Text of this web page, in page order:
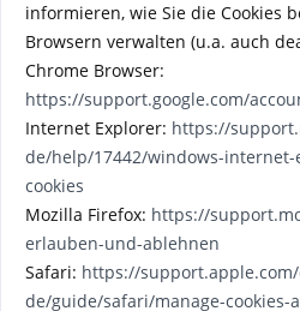
informieren, wie Sie die Cookies
Browsern verwalten (u.a. auch
Chrome Browser:
https://support.google.com/
Internet Explorer: https://
de/help/17442/windows-
cookies
Mozilla Firefox: https://
erlauben-und-ablehnen
Safari: https://
de/guide/safari/manage-cookies-